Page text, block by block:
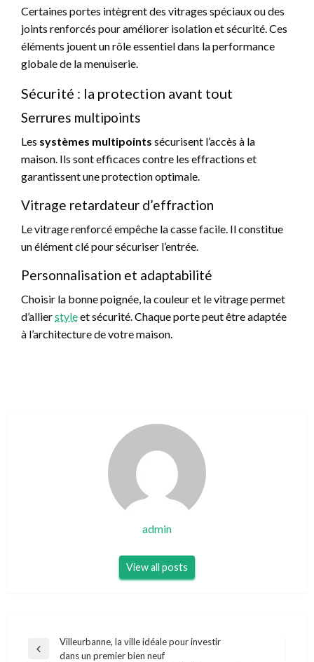
Certaines portes intègrent des vitrages spéciaux ou des
joints renforcés pour améliorer isolation et sécurité. Ces
éléments jouent un rôle essentiel dans la performance
globale de la menuiserie.
Sécurité : la protection avant tout
Serrures multipoints
Les systèmes multipoints sécurisent l’accès à la
maison. Ils sont efficaces contre les effractions et
garantissent une protection optimale.
Vitrage retardateur d’effraction
Le vitrage renforcé empêche la casse facile. Il constitue
un élément clé pour sécuriser l’entrée.
Personnalisation et adaptabilité
Choisir la bonne poignée, la couleur et le vitrage permet
d’allierstyleet sécurité. Chaque porte peut être adaptée
à l’architecture de votre maison.
admin
View all posts
Navigation
Previous
Villeurbanne, la ville idéale pour investir
dans un premier bien neuf